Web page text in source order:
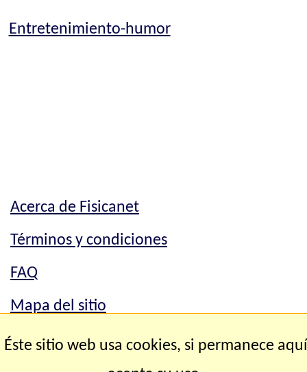
Entretenimiento-humor
Acerca de Fisicanet
Términos y condiciones
FAQ
Mapa del sitio
Mapa del sitio
Éste sitio web usa cookies, si permanece aquí